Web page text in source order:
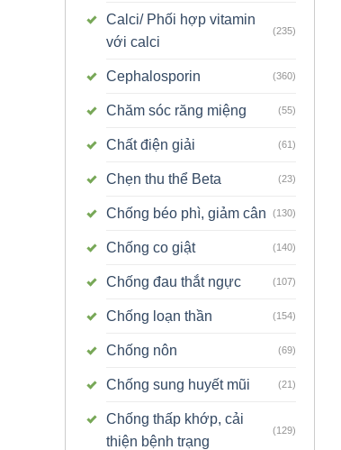
Calci/ Phối hợp vitamin
với calci
(235)
Cephalosporin (360)
Chăm sóc răng miệng (55)
Chất điện giải (61)
Chẹn thu thể Beta (23)
Chống béo phì, giảm cân (130)
Chống co giật (140)
Chống đau thắt ngực (107)
Chống loạn thần (154)
Chống nôn (69)
Chống sung huyết mũi (21)
Chống thấp khớp, cải
thiện bệnh trạng
(129)